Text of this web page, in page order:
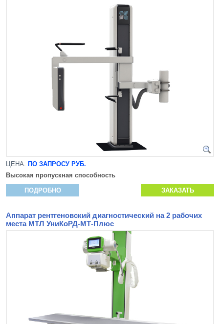
ЦЕНА: ПО ЗАПРОСУ РУБ.
Высокая пропускная способность
ПОДРОБНО ЗАКАЗАТЬ
Аппарат рентгеновский диагностический на 2 рабочих
места МТЛ УниКоРД-МТ-Плюс